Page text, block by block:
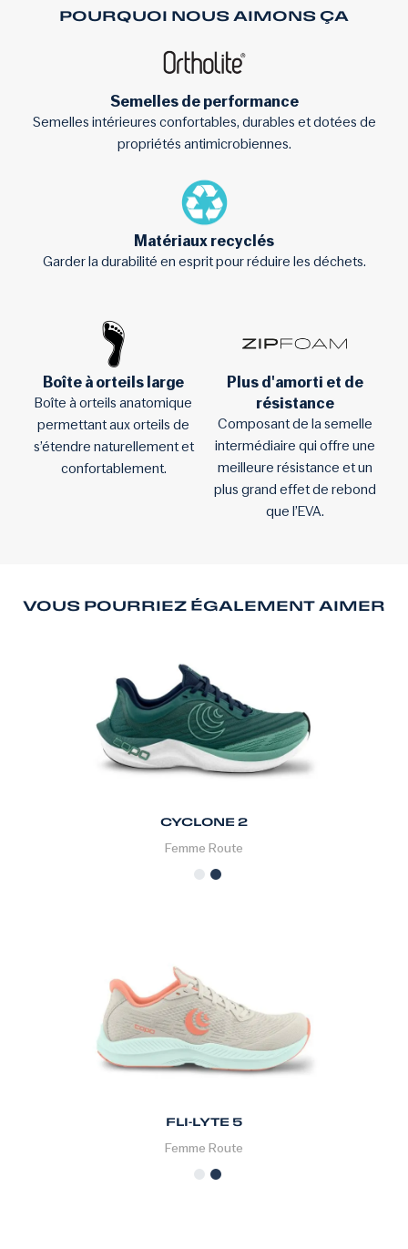
POURQUOI NOUS AIMONS ÇA
Semelles de performance
Semelles intérieures confortables, durables et dotées de
propriétés antimicrobiennes.
Matériaux recyclés
Garder la durabilité en esprit pour réduire les déchets.
Boîte à orteils large
Boîte à orteils anatomique
permettant aux orteils de
s’étendre naturellement et
confortablement.
Plus d'amorti et de
résistance
Composant de la semelle
intermédiaire qui offre une
meilleure résistance et un
plus grand effet de rebond
que l’EVA.
VOUS POURRIEZ ÉGALEMENT AIMER
CYCLONE 2
Femme Route
FLI-LYTE 5
Femme Route